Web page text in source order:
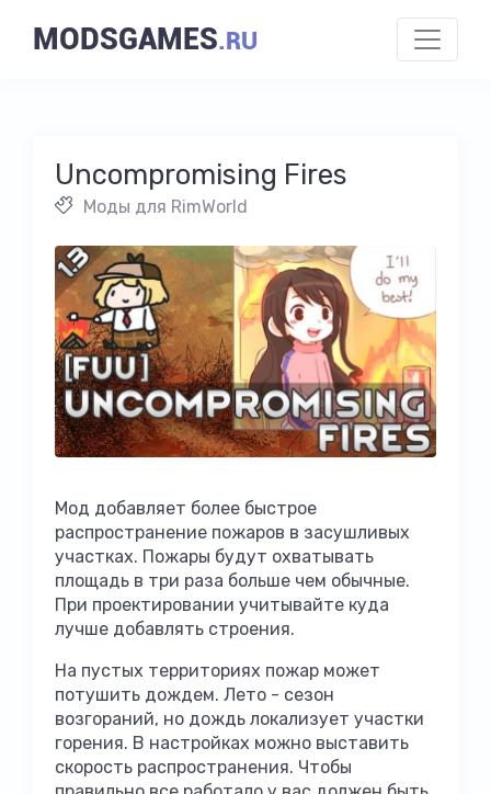
MODSGAMES.RU
Uncompromising Fires
Моды для RimWorld
Мод добавляет более быстрое
распространение пожаров в засушливых
участках. Пожары будут охватывать
площадь в три раза больше чем обычные.
При проектировании учитывайте куда
лучше добавлять строения.
На пустых территориях пожар может
потушить дождем. Лето - сезон
возгораний, но дождь локализует участки
горения. В настройках можно выставить
скорость распространения. Чтобы